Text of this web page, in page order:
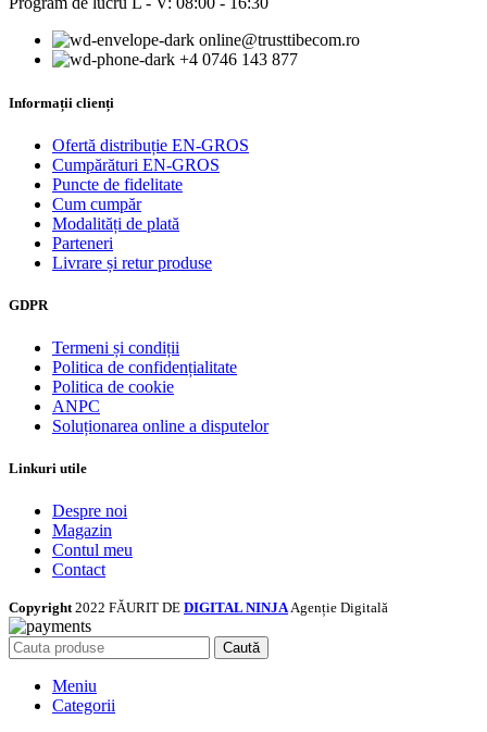
online@trusttibecom.ro
+4 0746 143 877
Informații clienți
Ofertă distribuție EN-GROS
Cumpărături EN-GROS
Puncte de fidelitate
Cum cumpăr
Modalități de plată
Parteneri
Livrare și retur produse
GDPR
Termeni și condiții
Politica de confidențialitate
Politica de cookie
ANPC
Soluționarea online a disputelor
Linkuri utile
Despre noi
Magazin
Contul meu
Contact
Copyright 2022 FĂURIT DE DIGITAL NINJAAgenție Digitală
Caută
Meniu
Categorii